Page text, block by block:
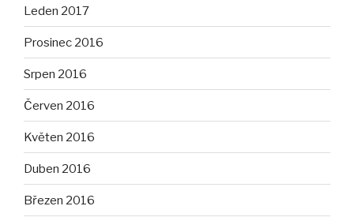
Leden 2017
Prosinec 2016
Srpen 2016
Červen 2016
Květen 2016
Duben 2016
Březen 2016